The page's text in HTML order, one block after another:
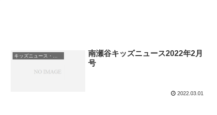
キッズニュース・お知らせ
南瀬谷キッズニュース2022年2月
号
2022.03.01